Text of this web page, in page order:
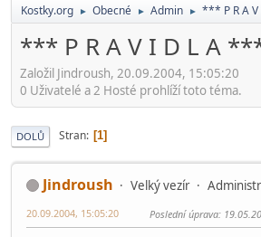
Kostky.org ► Obecné ► Admin ► *** P R A
*** P R A V I D L A
Založil Jindroush, 20.09.2004, 15:05:20
0 Uživatelé a 2 Hosté prohlíží toto téma.
DOLŮ Stran 1
Jindroush Velký vezír
20.09.2004, 15:05:20 Poslední úprava: